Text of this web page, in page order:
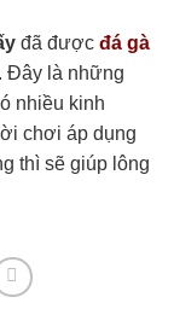
đã được đá gà
Đây là những
nhiều kinh
chơi áp dụng
thì sẽ giúp lông